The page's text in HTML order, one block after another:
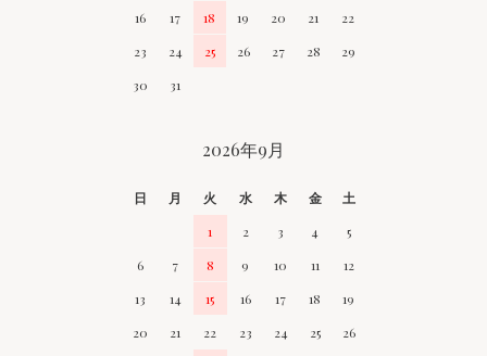
16
17 18 19 20 21
22
23
24 25 26 27 28
29
30
31
2026年9月
日 月 火 水 木 金
土
1
2 3 4
5
6
7 8 9 10 11
12
13
14 15 16 17 18
19
20
21 22 23 24 25
26